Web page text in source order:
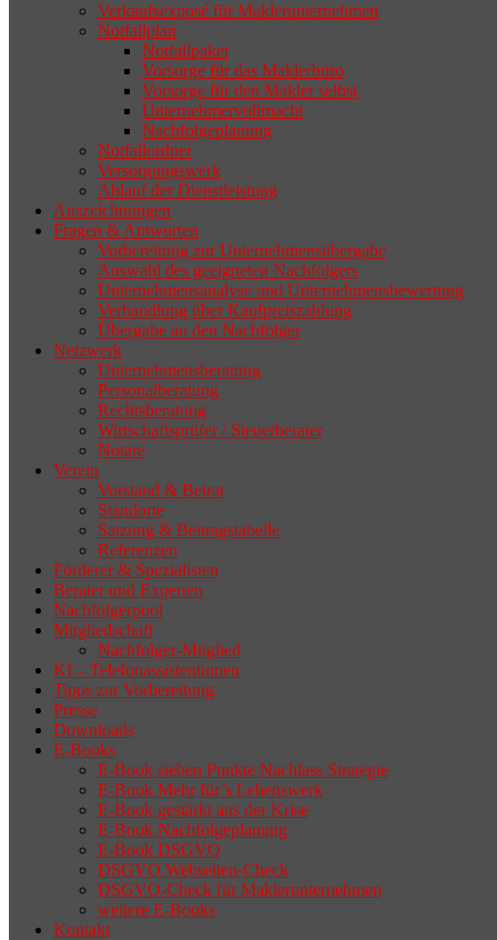
Verkaufsexposé für Maklerunternehmen
Notfallplan
Notfallpaket
Vorsorge für das Maklerbüro
Vorsorge für den Makler selbst
Unternehmervollmacht
Nachfolgeplanung
Notfallordner
Versorgungswerk
Ablauf der Dienstleistung
Auszeichnungen
Fragen & Antworten
Vorbereitung zur Unternehmensübergabe
Auswahl des geeigneten Nachfolgers
Unternehmensanalyse und Unternehmensbewertung
Verhandlung über Kaufpreiszahlung
Übergabe an den Nachfolger
Netzwerk
Unternehmensberatung
Personalberatung
Rechtsberatung
Wirtschaftsprüfer / Steuerberater
Notare
Verein
Vorstand & Beirat
Standorte
Satzung & Beitragstabelle
Referenzen
Förderer & Spezialisten
Berater und Experten
Nachfolgerpool
Mitgliedschaft
Nachfolger-Mitglied
KI – Telefonassistentinnen
Tipps zur Vorbereitung
Presse
Downloads
E-Books
E-Book sieben Punkte Nachlass Strategie
E-Book Mehr für’s Lebenswerk
E-Book gestärkt aus der Krise
E-Book Nachfolgeplanung
E-Book DSGVO
DSGVO Webseiten-Check
DSGVO-Check für Maklerunternehmen
weitere E-Books
Kontakt